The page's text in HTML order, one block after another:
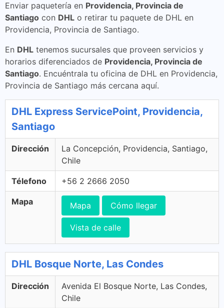
Enviar paquetería en Providencia, Provincia de
Santiago con DHL o retirar tu paquete de DHL en
Providencia, Provincia de Santiago.
En DHL tenemos sucursales que proveen servicios y
horarios diferenciados de Providencia, Provincia de
Santiago. Encuéntrala tu oficina de DHL en Providencia,
Provincia de Santiago más cercana aquí.
DHL Express ServicePoint, Providencia,
Santiago
Dirección
La Concepción, Providencia, Santiago,
Chile
Télefono +56 2 2666 2050
Mapa Mapa Cómo llegar
Vista de calle
DHL Bosque Norte, Las Condes
Dirección
Avenida El Bosque Norte, Las Condes,
Chile